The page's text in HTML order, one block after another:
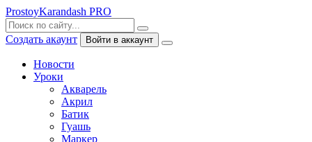
ProstoyKarandash PRO
Создать акаунт Войти в аккаунт
Новости
Уроки
Акварель
Акрил
Батик
Гуашь
Маркер